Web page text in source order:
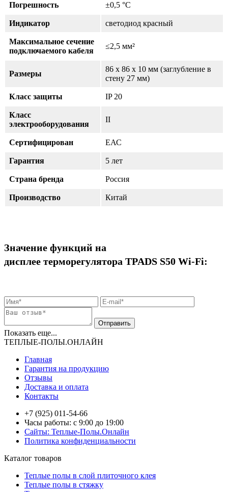
Погрешность ±0,5 °С
Индикатор светодиод красный
Максимальное сечение
подключаемого кабеля
≤2,5 мм²
Размеры
86 х 86 х 10 мм (заглубление в
стену 27 мм)
Класс защиты IP 20
Класс
электрооборудования
II
Сертифицирован ЕАС
Гарантия 5 лет
Страна бренда Россия
Производство Китай
Значение функций на
дисплее терморегулятора TPADS S50 Wi-Fi:
Показать еще...
ТЕПЛЫЕ-ПОЛЫ.ОНЛАЙН
Главная
Гарантия на продукцию
Отзывы
Доставка и оплата
Контакты
+7 (925) 011-54-66
Часы работы: с 9:00 до 19:00
Сайты: Теплые-Полы.Онлайн
Политика конфиденциальности
Каталог товаров
Теплые полы в слой плиточного клея
Теплые полы в стяжку